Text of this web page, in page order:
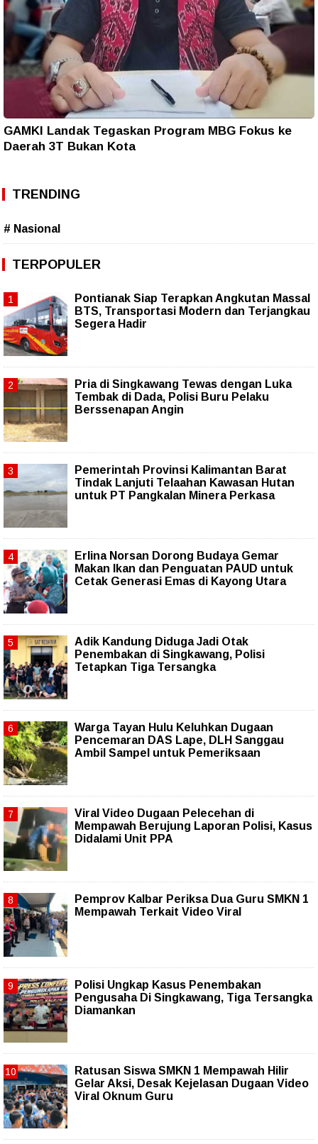
GAMKI Landak Tegaskan Program MBG Fokus ke
Daerah 3T Bukan Kota
TRENDING
# Nasional
TERPOPULER
Pontianak Siap Terapkan Angkutan Massal
BTS, Transportasi Modern dan Terjangkau
Segera Hadir
Pria di Singkawang Tewas dengan Luka
Tembak di Dada, Polisi Buru Pelaku
Berssenapan Angin
Pemerintah Provinsi Kalimantan Barat
Tindak Lanjuti Telaahan Kawasan Hutan
untuk PT Pangkalan Minera Perkasa
Erlina Norsan Dorong Budaya Gemar
Makan Ikan dan Penguatan PAUD untuk
Cetak Generasi Emas di Kayong Utara
Adik Kandung Diduga Jadi Otak
Penembakan di Singkawang, Polisi
Tetapkan Tiga Tersangka
Warga Tayan Hulu Keluhkan Dugaan
Pencemaran DAS Lape, DLH Sanggau
Ambil Sampel untuk Pemeriksaan
Viral Video Dugaan Pelecehan di
Mempawah Berujung Laporan Polisi, Kasus
Didalami Unit PPA
Pemprov Kalbar Periksa Dua Guru SMKN 1
Mempawah Terkait Video Viral
Polisi Ungkap Kasus Penembakan
Pengusaha Di Singkawang, Tiga Tersangka
Diamankan
Ratusan Siswa SMKN 1 Mempawah Hilir
Gelar Aksi, Desak Kejelasan Dugaan Video
Viral Oknum Guru